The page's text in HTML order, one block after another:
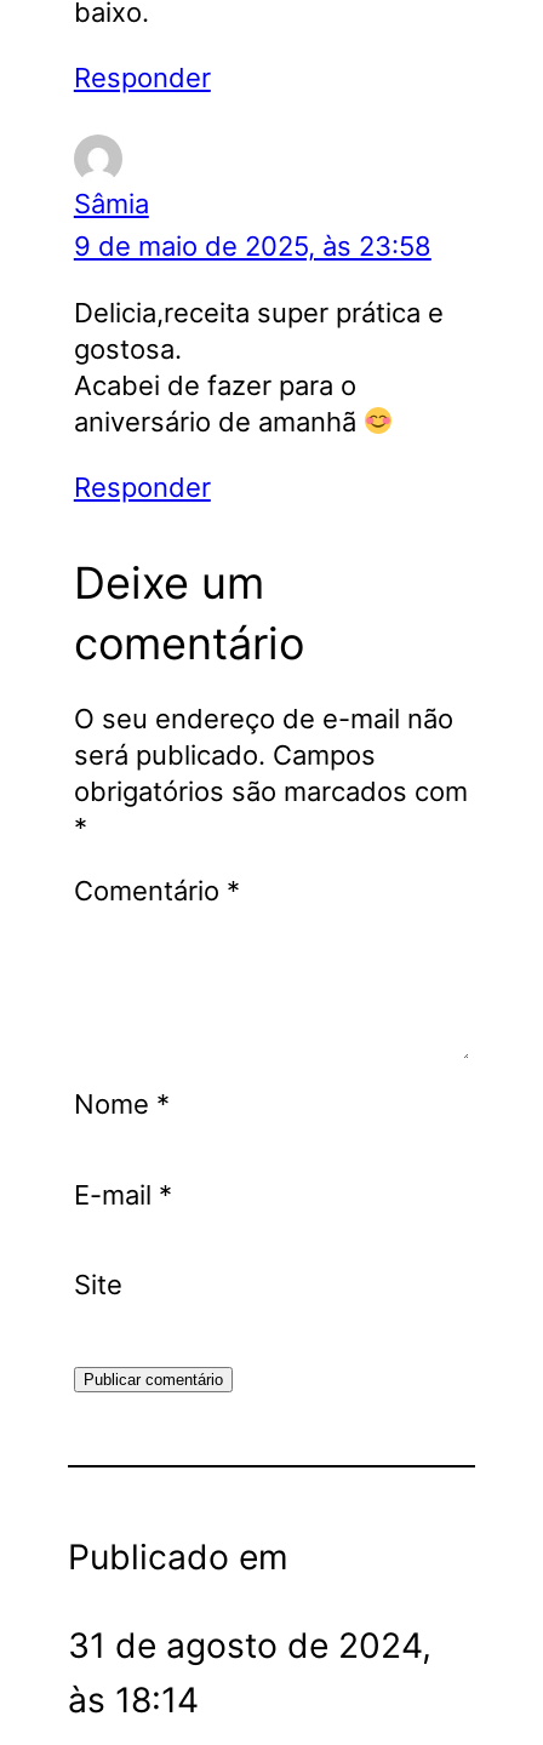
baixo.
Responder
Sâmia
9 de maio de 2025, às 23:58
Delicia,receita super prática e
gostosa.
Acabei de fazer para o
aniversário de amanhã
Responder
Deixe um
comentário
O seu endereço de e-mail não
será publicado. Campos
obrigatórios são marcados com
*
Comentário *
Nome *
E-mail *
Site
Publicado em
31 de agosto de 2024,
às 18:14